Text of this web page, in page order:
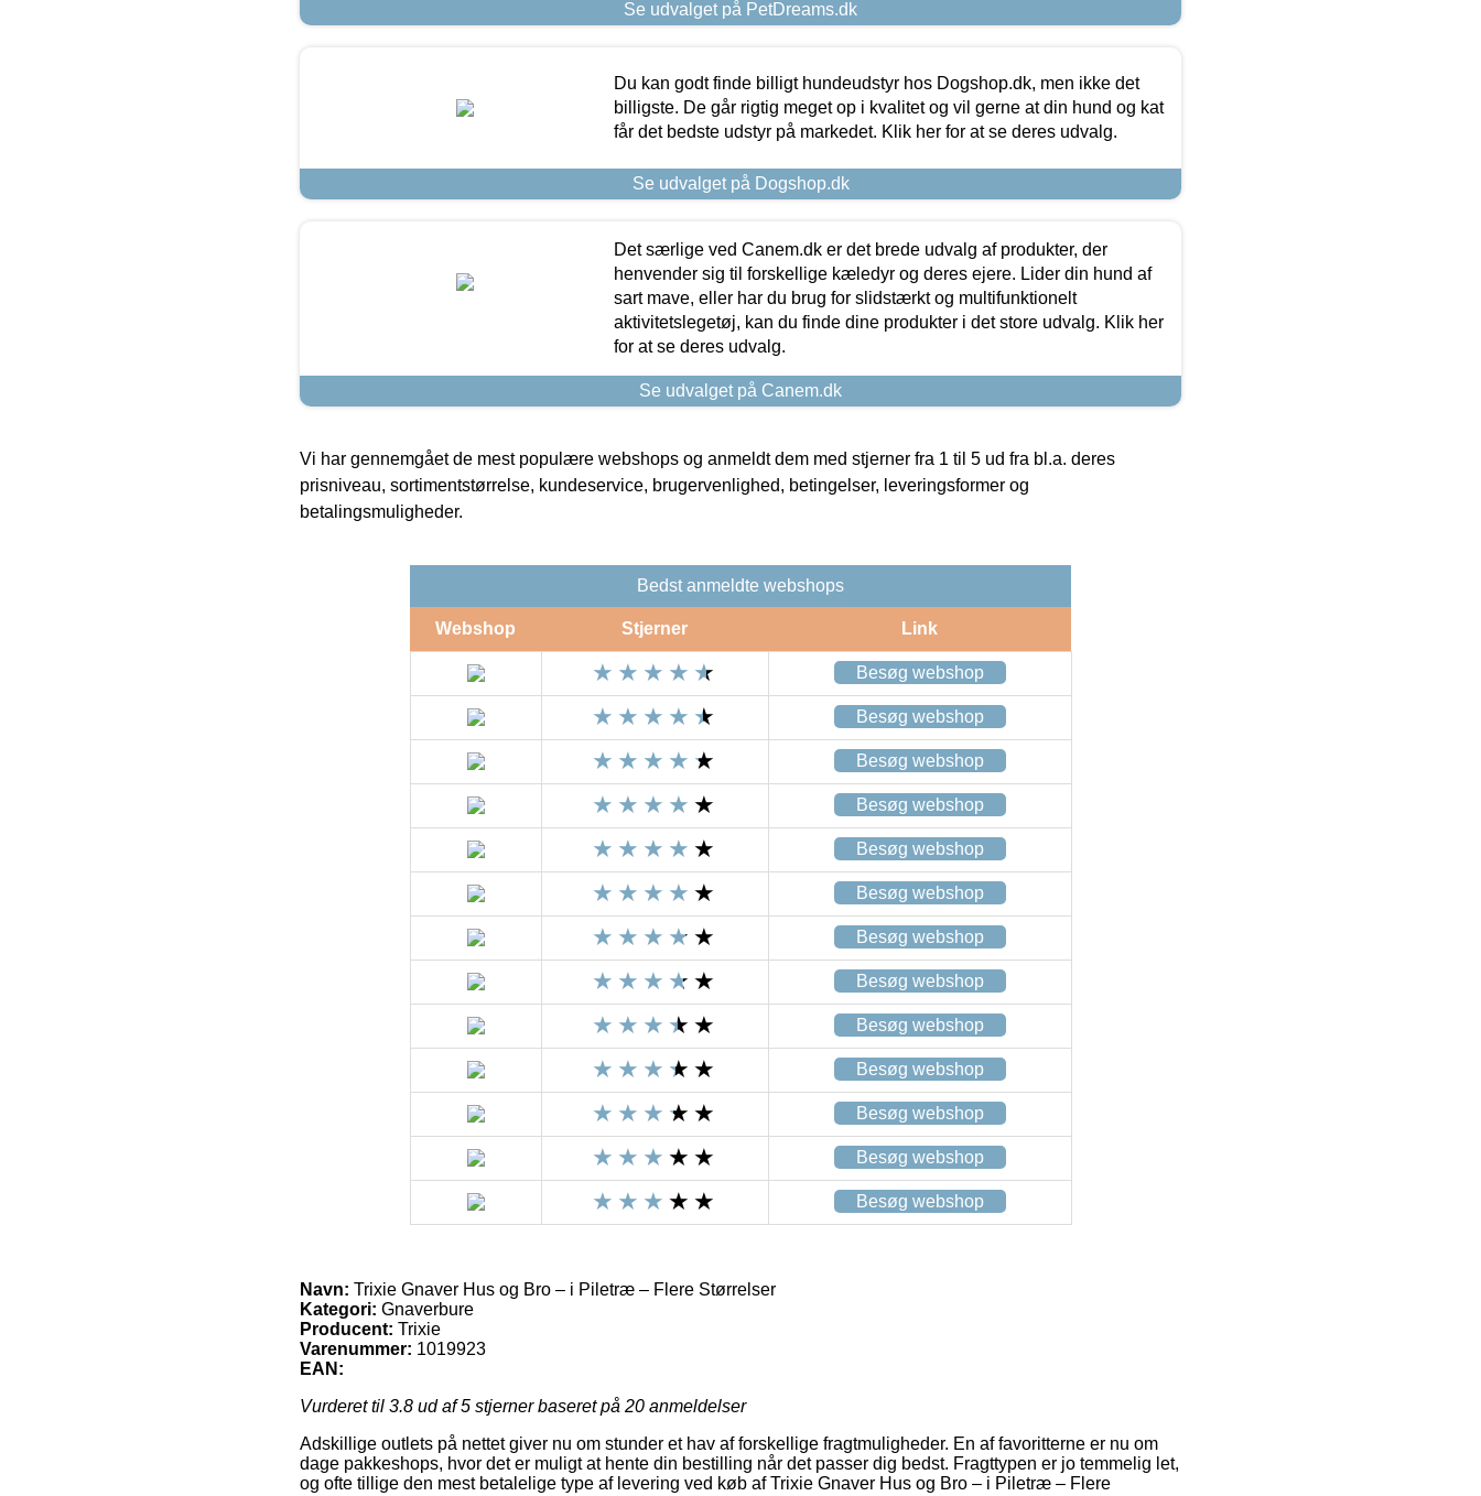
Se udvalget på PetDreams.dk
Du kan godt finde billigt hundeudstyr hos Dogshop.dk, men ikke det
billigste. De går rigtig meget op i kvalitet og vil gerne at din hund og kat
får det bedste udstyr på markedet. Klik her for at se deres udvalg.
Se udvalget på Dogshop.dk
Det særlige ved Canem.dk er det brede udvalg af produkter, der
henvender sig til forskellige kæledyr og deres ejere. Lider din hund af
sart mave, eller har du brug for slidstærkt og multifunktionelt
aktivitetslegetøj, kan du finde dine produkter i det store udvalg. Klik her
for at se deres udvalg.
Se udvalget på Canem.dk
Vi har gennemgået de mest populære webshops og anmeldt dem med stjerner fra 1 til 5 ud fra bl.a. deres
prisniveau, sortimentstørrelse, kundeservice, brugervenlighed, betingelser, leveringsformer og
betalingsmuligheder.
Bedst anmeldte webshops
Webshop Stjerner Link
Besøg webshop
Besøg webshop
Besøg webshop
Besøg webshop
Besøg webshop
Besøg webshop
Besøg webshop
Besøg webshop
Besøg webshop
Besøg webshop
Besøg webshop
Besøg webshop
Besøg webshop
Navn: Trixie Gnaver Hus og Bro – i Piletræ – Flere Størrelser
Kategori: Gnaverbure
Producent: Trixie
Varenummer: 1019923
EAN:
Vurderet til 3.8 ud af 5 stjerner baseret på 20 anmeldelser
Adskillige outlets på nettet giver nu om stunder et hav af forskellige fragtmuligheder. En af favoritterne er nu om
dage pakkeshops, hvor det er muligt at hente din bestilling når det passer dig bedst. Fragttypen er jo temmelig let,
og ofte tillige den mest betalelige type af levering ved køb af Trixie Gnaver Hus og Bro – i Piletræ – Flere